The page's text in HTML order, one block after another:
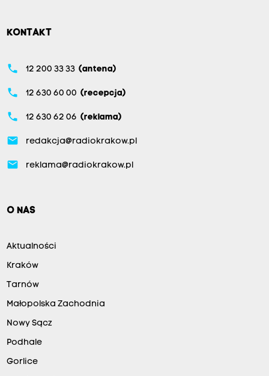
KONTAKT
phone 12 200 33 33 (antena)
phone 12 630 60 00 (recepcja)
phone 12 630 62 06 (reklama)
email redakcja@radiokrakow.pl
email reklama@radiokrakow.pl
O NAS
Aktualności
Kraków
Tarnów
Małopolska Zachodnia
Nowy Sącz
Podhale
Gorlice